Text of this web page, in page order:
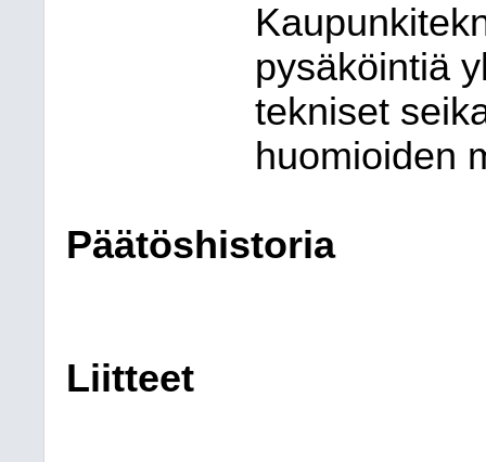
pysäköintiä
tekniset
huomioiden
Päätöshistoria
Liitteet